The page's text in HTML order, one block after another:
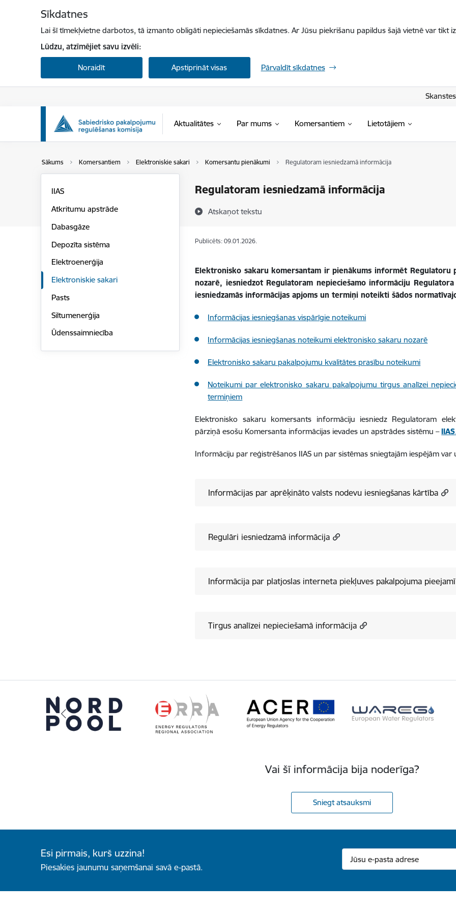
Sīkdatnes
Lai šī tīmekļvietne darbotos, tā izmanto obligāti nepieciešamās sīkdatnes. Ar Jūsu piekrišanu papildus šajā vietnē var tikt
Lūdzu, atzīmējiet savu izvēli:
Noraidīt Apstiprināt visas Pārvaldīt sīkdatnes
Aktualitātes Par mums Komersantiem Lietotājiem
Sākums Komersantiem Elektroniskie sakari Komersantu pienākumi Regulatoram iesniedzamā informācija
Regulatoram iesniedzamā informācija
Atskaņot tekstu
IIAS
Atkritumu apstrāde
Dabasgāze
Depozīta sistēma
Elektroenerģija
Elektroniskie sakari
Pasts
Siltumenerģija
Ūdenssaimniecība
Publicēts: 09.01.2026.
Elektronisko sakaru komersantam ir pienākums informēt Regulatoru
nozarē, iesniedzot Regulatoram nepieciešamo informāciju
iesniedzamās informācijas apjoms un termiņi noteikti šādos
Informācijas iesniegšanas vispārīgie noteikumi
Informācijas iesniegšanas noteikumi elektronisko sakaru nozarē
Elektronisko sakaru pakalpojumu kvalitātes prasību noteikumi
Noteikumi par elektronisko sakaru pakalpojumu tirgus analīzei
termiņiem
Elektronisko sakaru komersants informāciju iesniedz Regulatoram
pārziņā esošu Komersanta informācijas ievades un apstrādes sistēmu –IIAS
Informāciju par reģistrēšanos IIAS un par sistēmas sniegtajām iespējām
Informācijas par aprēķināto valsts nodevu iesniegšanas kārtība
Regulāri iesniedzamā informācija
Informācija par platjoslas interneta piekļuves pakalpojuma
Tirgus analīzei nepieciešamā informācija
Vai šī informācija bija noderīga?
Sniegt atsauksmi
Esi pirmais, kurš uzzina!
Piesakies jaunumu saņemšanai savā e-pastā.